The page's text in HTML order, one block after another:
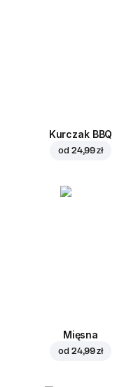
Kurczak BBQ
od 24,99 zł
Mięsna
od 24,99 zł